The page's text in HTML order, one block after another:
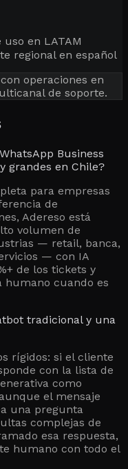
uso en LATAM
regional en español
operaciones en
de soporte.
Business
grandes en Chile?
para empresas
de
Adereso está
volumen de
— retail, banca,
— con IA
de los tickets y
humano cuando es
tradicional y una
rígidos: si el cliente
con la lista de
como
el mensaje
una pregunta
complejas de
esa respuesta,
humano con todo el